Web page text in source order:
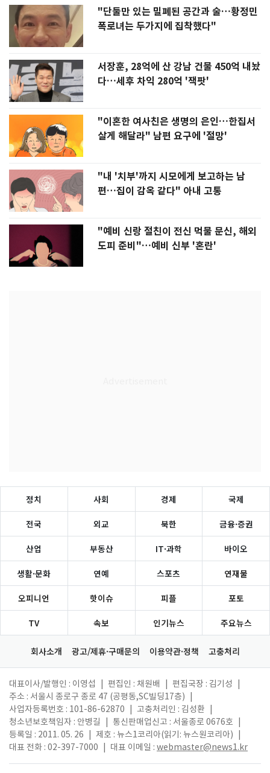
"단둘만 있는 밀폐된 공간과 술…황정민
폭로녀는 두가지에 집착했다"
서장훈, 28억에 산 강남 건물 450억 내놨
다…세후 차익 280억 '잭팟'
"이혼한 여사친은 생명의 은인…한집서
살게 해달라" 남편 요구에 '절망'
"내 '치부'까지 시모에게 보고하는 남
편…집이 감옥 같다" 아내 고통
"예비 신랑 절친이 전신 먹물 문신, 해외
도피 준비"…예비 신부 '혼란'
정치 사회 경제 국제
전국 외교 북한 금융·증권
산업 부동산 IT·과학 바이오
생활·문화 연예 스포츠 연재물
오피니언 핫이슈 피플 포토
TV 속보 인기뉴스 주요뉴스
회사소개 광고/제휴·구매문의 이용약관·정책 고충처리
대표이사/발행인 : 이영섭 편집인 : 채원배 편집국장 : 김기성
주소 : 서울시 종로구 종로 47 (공평동,SC빌딩17층)
사업자등록번호 : 101-86-62870
고충처리인 : 김성환
청소년보호책임자 : 안병길
통신판매업신고 : 서울종로 0676호
등록일 : 2011. 05. 26
제호 : 뉴스1코리아(읽기: 뉴스원코리아)
대표 전화 : 02-397-7000
대표 이메일 : webmaster@news1.kr